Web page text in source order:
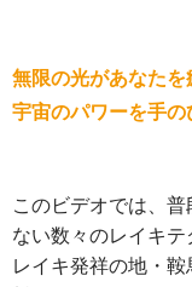
無限の光があなたを
宇宙のパワーを手の
このビデオでは、
ない数々のレイキテ
レイキ発祥の地・